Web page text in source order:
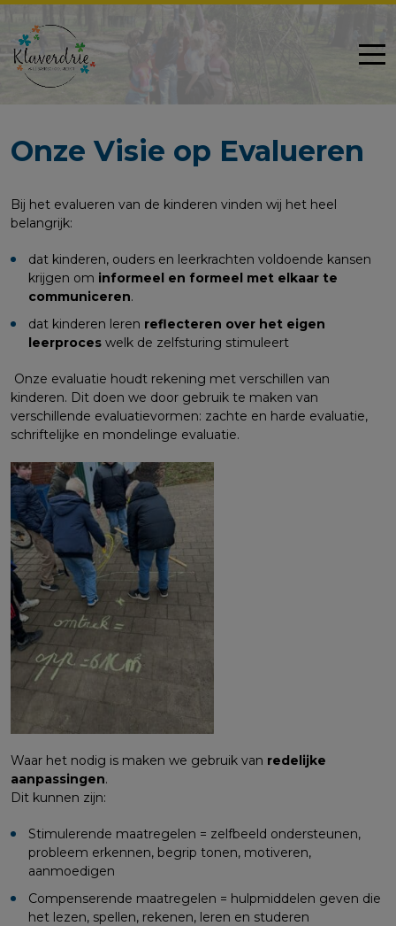
Onze Visie op Evalueren
Bij het evalueren van de kinderen vinden wij het heel
belangrijk:
dat kinderen, ouders en leerkrachten voldoende kansen
krijgen om informeel en formeel met elkaar te
communiceren.
dat kinderen leren reflecteren over het eigen
leerproces welk de zelfsturing stimuleert
Onze evaluatie houdt rekening met verschillen van
kinderen. Dit doen we door gebruik te maken van
verschillende evaluatievormen: zachte en harde evaluatie,
schriftelijke en mondelinge evaluatie.
Waar het nodig is maken we gebruik van redelijke
aanpassingen.
Dit kunnen zijn:
Stimulerende maatregelen = zelfbeeld ondersteunen,
probleem erkennen, begrip tonen, motiveren,
aanmoedigen
Compenserende maatregelen = hulpmiddelen geven die
het lezen, spellen, rekenen, leren en studeren